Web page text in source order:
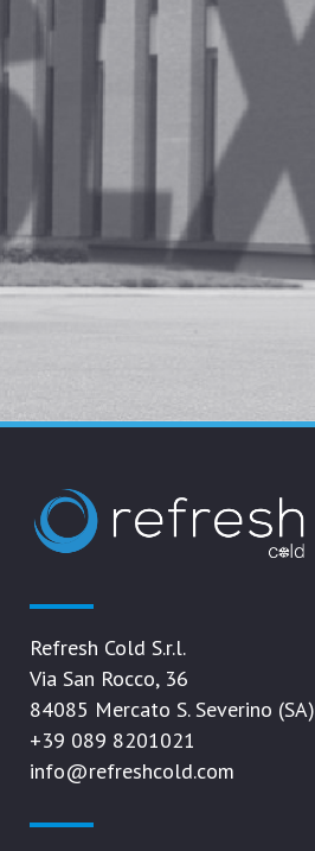
Refresh Cold S.r.l.
Via San Rocco, 36
84085 Mercato S. Severino (SA)
+39 089 8201021
info@refreshcold.com